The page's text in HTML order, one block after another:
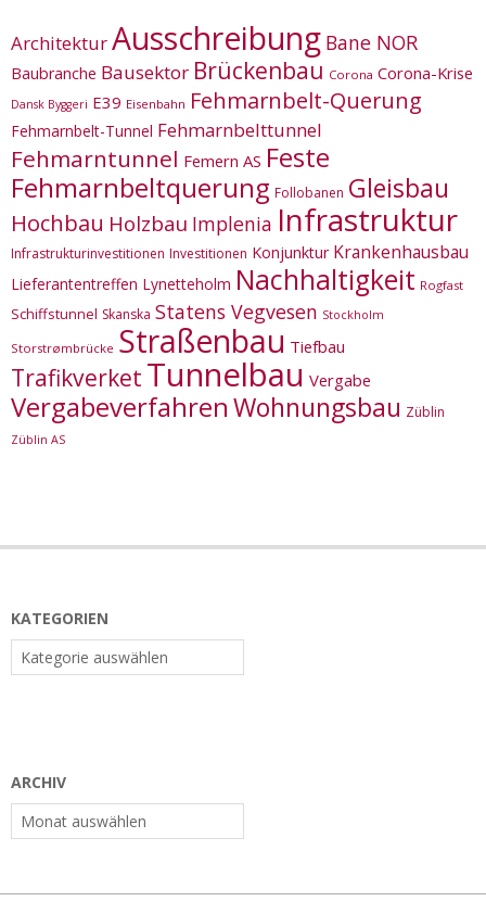
ArchitekturAusschreibung Bane NOR
Baubranche Bausektor Brückenbau Corona Corona-Krise
Dansk Byggeri E39 Eisenbahn Fehmarnbelt-Querung
Fehmarnbelt-Tunnel Fehmarnbelttunnel
Fehmarntunnel Femern AS Feste
Fehmarnbeltquerung Follobanen Gleisbau
Hochbau Holzbau Implenia Infrastruktur
Infrastrukturinvestitionen Investitionen Konjunktur Krankenhausbau
Lieferantentreffen Lynetteholm Nachhaltigkeit Rogfast
Schiffstunnel Skanska Statens Vegvesen Stockholm
Storstrømbrücke Straßenbau Tiefbau
Trafikverket Tunnelbau Vergabe
VergabeverfahrenWohnungsbau Züblin
Züblin AS
KATEGORIEN
Kategorien
ARCHIV
Archiv